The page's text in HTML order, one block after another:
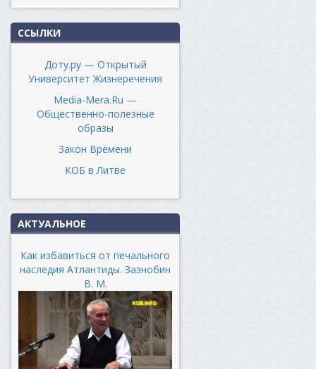
ССЫЛКИ
Доту.ру — Открытый
Университет Жизнеречения
Media-Mera.Ru —
Общественно-полезные
образы
Закон Времени
КОБ в Литве
АКТУАЛЬНОЕ
Как избавиться от печального
наследия Атлантиды. Зазнобин
В. М.